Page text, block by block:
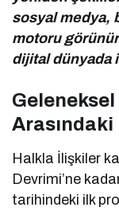
sosyal medya,
motoru
dijital dünyada
Halkla İlişkiler
Devrimi’ne
tarihindeki ilk